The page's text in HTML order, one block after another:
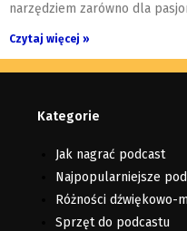
narzędziem zarówno dla
Czytaj więcej »
Kategorie
Jak nagrać podcast
Najpopularniejsze
Różności dźwiękowo-
Sprzęt do podcastu